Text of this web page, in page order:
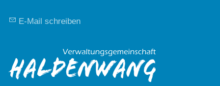
E-Mail schreiben